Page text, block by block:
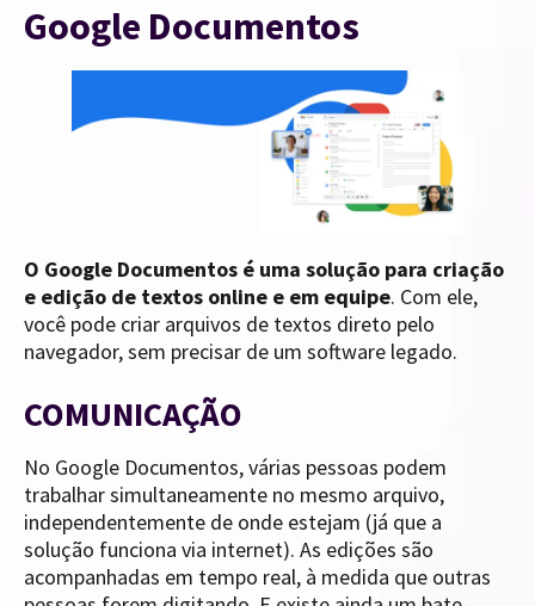
Google Documentos
O Google Documentos é uma solução para criação
e edição de textos online e em equipe. Com ele,
você pode criar arquivos de textos direto pelo
navegador, sem precisar de um software legado.
COMUNICAÇÃO
No Google Documentos, várias pessoas podem
trabalhar simultaneamente no mesmo arquivo,
independentemente de onde estejam (já que a
solução funciona via internet). As edições são
acompanhadas em tempo real, à medida que outras